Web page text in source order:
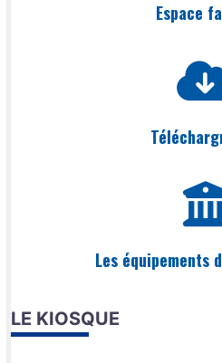
Espace
Les équipements
LE KIOSQUE